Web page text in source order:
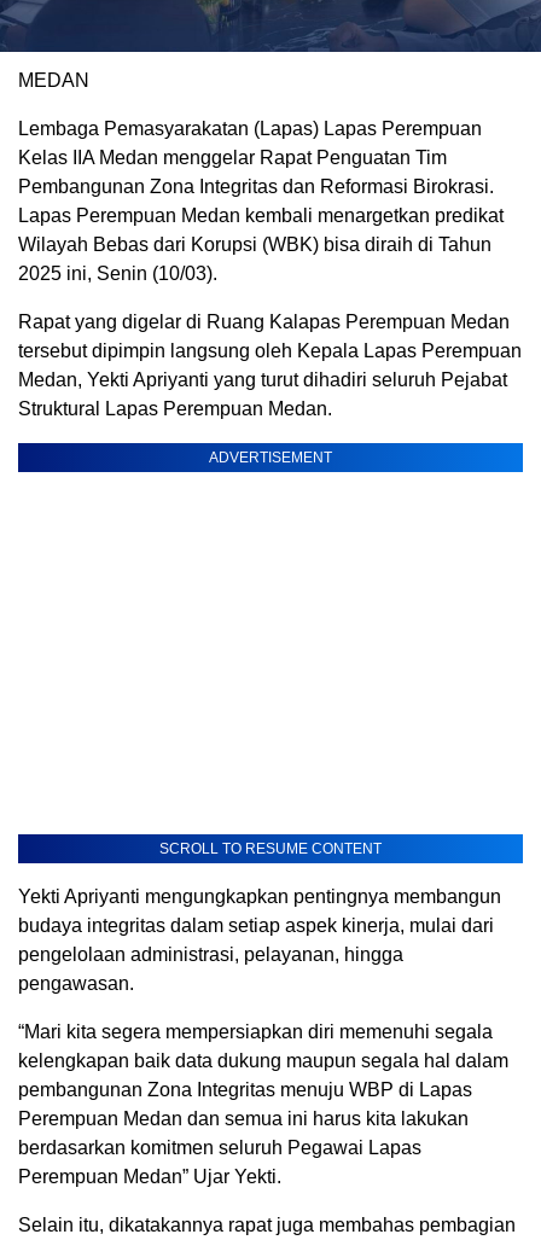
MEDAN
Lembaga Pemasyarakatan (Lapas) Lapas Perempuan
Kelas IIA Medan menggelar Rapat Penguatan Tim
Pembangunan Zona Integritas dan Reformasi Birokrasi.
Lapas Perempuan Medan kembali menargetkan predikat
Wilayah Bebas dari Korupsi (WBK) bisa diraih di Tahun
2025 ini, Senin (10/03).
Rapat yang digelar di Ruang Kalapas Perempuan Medan
tersebut dipimpin langsung oleh Kepala Lapas Perempuan
Medan, Yekti Apriyanti yang turut dihadiri seluruh Pejabat
Struktural Lapas Perempuan Medan.
ADVERTISEMENT
SCROLL TO RESUME CONTENT
Yekti Apriyanti mengungkapkan pentingnya membangun
budaya integritas dalam setiap aspek kinerja, mulai dari
pengelolaan administrasi, pelayanan, hingga
pengawasan.
“Mari kita segera mempersiapkan diri memenuhi segala
kelengkapan baik data dukung maupun segala hal dalam
pembangunan Zona Integritas menuju WBP di Lapas
Perempuan Medan dan semua ini harus kita lakukan
berdasarkan komitmen seluruh Pegawai Lapas
Perempuan Medan” Ujar Yekti.
Selain itu, dikatakannya rapat juga membahas pembagian